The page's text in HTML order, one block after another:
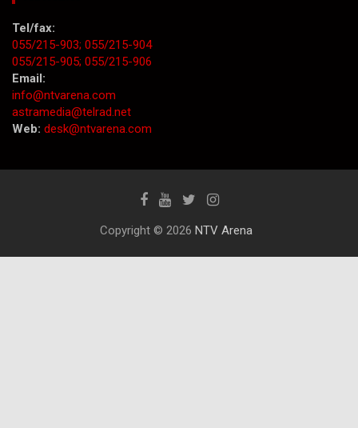
Tel/fax:
055/215-903; 055/215-904
055/215-905; 055/215-906
Email:
info@ntvarena.com
astramedia@telrad.net
Web: desk@ntvarena.com
Copyright © 2026 NTV Arena